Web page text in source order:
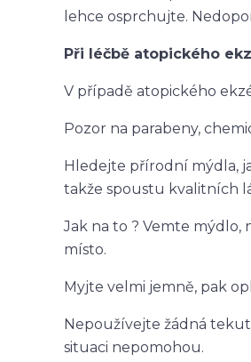
lehce osprchujte.
Při léčbě atopického
V případě atopického
Pozor na parabeny,
Hledejte přírodní mýdla,
takže spoustu kvalitních
Jak na to ? Vemte mýdlo,
místo.
Myjte velmi jemně, pak
Nepoužívejte žádná
situaci nepomohou.